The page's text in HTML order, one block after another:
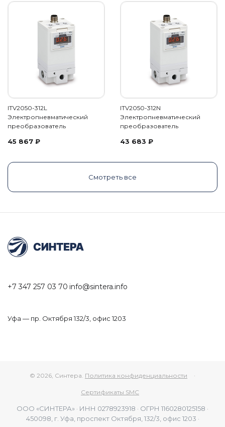
ITV2050-312L
Электропневматический
преобразователь
45 867 ₽
ITV2050-312N
Электропневматический
преобразователь
43 683 ₽
Смотреть все
+7 347 257 03 70 info@sintera.info
Уфа — пр. Октября 132/3, офис 1203
© 2026, Синтера. Политика конфиденциальности ·
Сертификаты SMC
ООО «СИНТЕРА» · ИНН 0278923918 · ОГРН 1160280125158 ·
450098, г. Уфа, проспект Октября, 132/3, офис 1203 ·